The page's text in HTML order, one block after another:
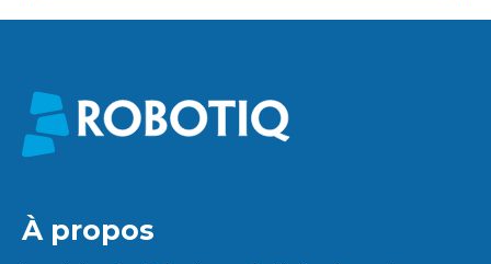
À propos